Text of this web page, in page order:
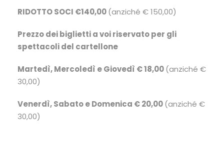
RIDOTTO SOCI €140,00(anziché € 150,00)
Prezzo dei biglietti a voi riservato per gli
spettacoli del cartellone
Martedì, Mercoledì e Giovedì € 18,00(anziché €
30,00)
Venerdì, Sabato e Domenica € 20,00(anziché €
30,00)